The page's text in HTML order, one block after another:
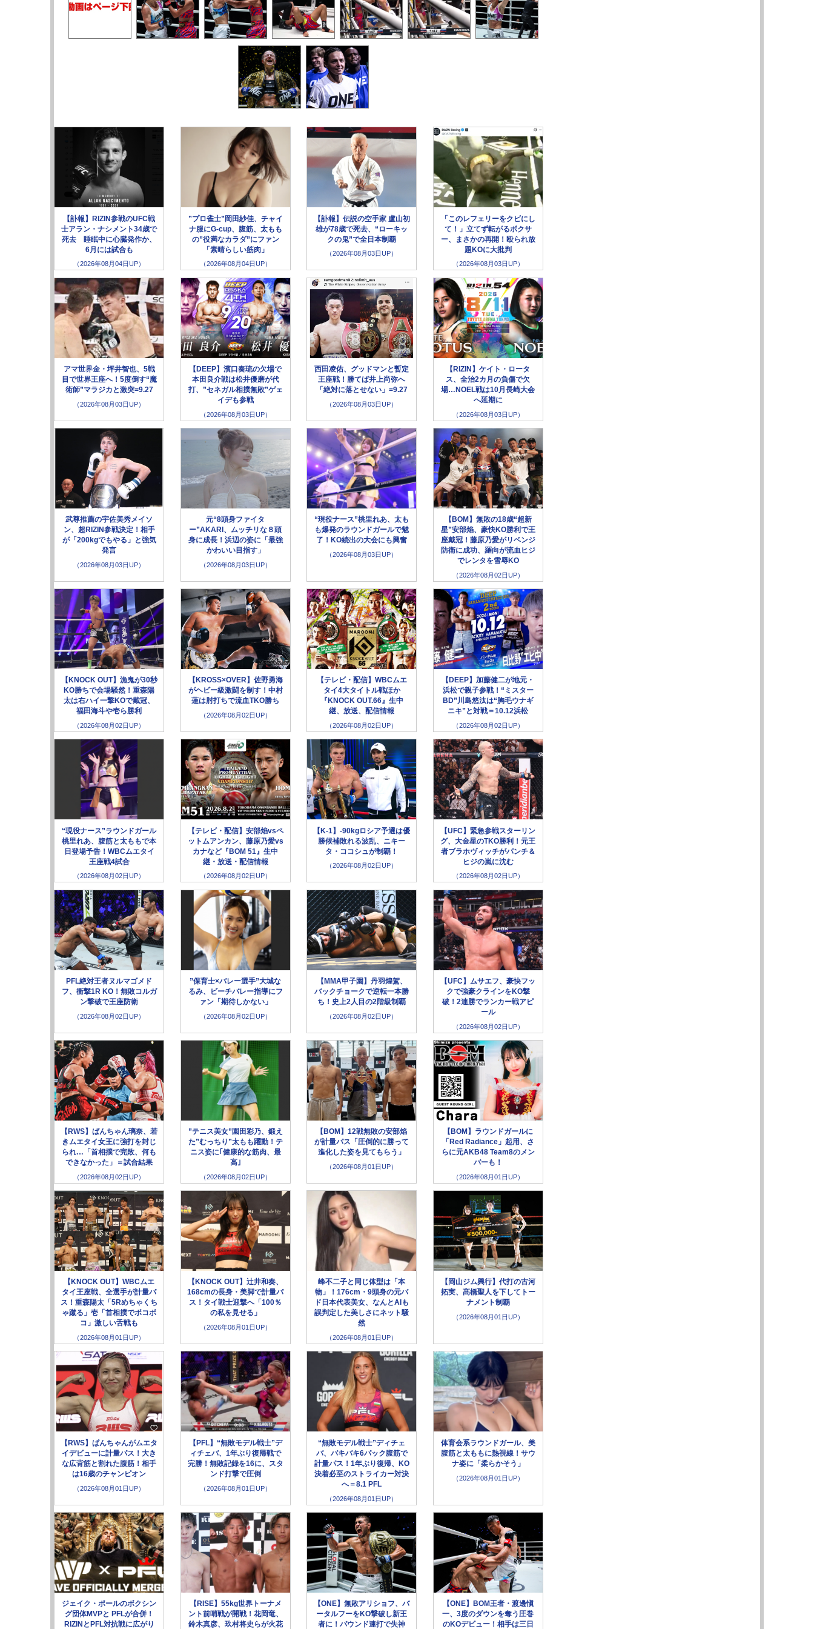
【訃報】RIZIN参戦のUFC戦
士アラン・ナシメント34歳で
死去 睡眠中に心臓発作か、
6月には試合も
（2026年08月04日UP）
”プロ雀士”岡田紗佳、チャイ
ナ服にG-cup、腹筋、太もも
の”役満なカラダ”にファン
「素晴らしい筋肉」
（2026年08月04日UP）
【訃報】伝説の空手家 盧山初
雄が78歳で死去、“ローキッ
クの鬼”で全日本制覇
（2026年08月03日UP）
「このレフェリーをクビにし
て！」立てず転がるボクサ
ー、まさかの再開！殴られ放
題KOに大批判
（2026年08月03日UP）
アマ世界金・坪井智也、5戦
目で世界王座へ！5度倒す“魔
術師”マラジカと激突=9.27
（2026年08月03日UP）
【DEEP】濱口奏琉の欠場で
本田良介戦は松井優磨が代
打、”セネガル相撲無敗”ゲェ
イデも参戦
（2026年08月03日UP）
西田凌佑、グッドマンと暫定
王座戦！勝てば井上尚弥へ
「絶対に落とせない」=9.27
（2026年08月03日UP）
【RIZIN】ケイト・ロータ
ス、全治2カ月の負傷で欠
場…NOEL戦は10月長崎大会
へ延期に
（2026年08月03日UP）
武尊推薦の宇佐美秀メイソ
ン、超RIZIN参戦決定！相手
が「200kgでもやる」と強気
発言
（2026年08月03日UP）
元“8頭身ファイタ
ー”AKARI、ムッチリな８頭
身に成長！浜辺の姿に「最強
かわいい目指す」
（2026年08月03日UP）
“現役ナース”桃里れあ、太も
も爆発のラウンドガールで魅
了！KO続出の大会にも興奮
（2026年08月03日UP）
【BOM】無敗の18歳“超新
星”安部焰、豪快KO勝利で王
座戴冠！藤原乃愛がリベンジ
防衛に成功、羅向が流血ヒジ
でレンタを雪辱KO
（2026年08月02日UP）
【KNOCK OUT】漁鬼が30秒
KO勝ちで会場騒然！重森陽
太は右ハイ一撃KOで戴冠、
福田海斗や壱ら勝利
（2026年08月02日UP）
【KROSS×OVER】佐野勇海
がヘビー級激闘を制す！中村
蓮は肘打ちで流血TKO勝ち
（2026年08月02日UP）
【テレビ・配信】WBCムエ
タイ4大タイトル戦ほか
『KNOCK OUT.66』生中
継、放送、配信情報
（2026年08月02日UP）
【DEEP】加藤健二が地元・
浜松で親子参戦！“ミスター
BD”川島悠汰は“胸毛ウナギ
ニキ”と対戦＝10.12浜松
（2026年08月02日UP）
“現役ナース”ラウンドガール
桃里れあ、腹筋と太ももで本
日登場予告！WBCムエタイ
王座戦4試合
（2026年08月02日UP）
【テレビ・配信】安部焰vsペ
ットムアンカン、藤原乃愛vs
カナなど『BOM 51』生中
継・放送・配信情報
（2026年08月02日UP）
【K-1】-90kgロシア予選は優
勝候補敗れる波乱、ニキー
タ・ココシュが制覇！
（2026年08月02日UP）
【UFC】緊急参戦スターリン
グ、大金星のTKO勝利！元王
者ブラホヴィッチがパンチ＆
ヒジの嵐に沈む
（2026年08月02日UP）
PFL絶対王者ヌルマゴメド
フ、衝撃1R KO！無敗コルガ
ン撃破で王座防衛
（2026年08月02日UP）
”保育士×バレー選手”大城な
るみ、ビーチバレー指導にフ
ァン「期待しかない」
（2026年08月02日UP）
【MMA甲子園】丹羽煌駕、
バックチョークで逆転一本勝
ち！史上2人目の2階級制覇
（2026年08月02日UP）
【UFC】ムサエフ、豪快フッ
クで強豪クラインをKO撃
破！2連勝でランカー戦アピ
ール
（2026年08月02日UP）
【RWS】ぱんちゃん璃奈、若
きムエタイ女王に強打を封じ
られ…「首相撲で完敗、何も
できなかった」＝試合結果
（2026年08月02日UP）
”テニス美女”園田彩乃、鍛え
た”むっちり”太もも躍動！テ
ニス姿に｢健康的な筋肉、最
高｣
（2026年08月02日UP）
【BOM】12戦無敗の安部焰
が計量パス「圧倒的に勝って
進化した姿を見てもらう」
（2026年08月01日UP）
【BOM】ラウンドガールに
「Red Radiance」起用、さ
らに元AKB48 Team8のメン
バーも！
（2026年08月01日UP）
【KNOCK OUT】WBCムエ
タイ王座戦、全選手が計量パ
ス！重森陽太「5Rめちゃくち
ゃ蹴る」壱「首相撲でボコボ
コ」激しい舌戦も
（2026年08月01日UP）
【KNOCK OUT】辻井和奏、
168cmの長身・美脚で計量パ
ス！タイ戦士迎撃へ「100％
の私を見せる」
（2026年08月01日UP）
峰不二子と同じ体型は「本
物」！176cm・9頭身の元バ
ド日本代表美女、なんとAIも
誤判定した美しさにネット騒
然
（2026年08月01日UP）
【岡山ジム興行】代打の古河
拓実、髙橋聖人を下してトー
ナメント制覇
（2026年08月01日UP）
【RWS】ぱんちゃんがムエタ
イデビューに計量パス！大き
な広背筋と割れた腹筋！相手
は16歳のチャンピオン
（2026年08月01日UP）
【PFL】“無敗モデル戦士”デ
ィチェバ、1年ぶり復帰戦で
完勝！無敗記録を16に、スタ
ンド打撃で圧倒
（2026年08月01日UP）
“無敗モデル戦士”ディチェ
バ、バキバキ6パック腹筋で
計量パス！1年ぶり復帰、KO
決着必至のストライカー対決
へ＝8.1 PFL
（2026年08月01日UP）
体育会系ラウンドガール、美
腹筋と太ももに熱視線！サウ
ナ姿に「柔らかそう」
（2026年08月01日UP）
ジェイク・ポールのボクシン
グ団体MVPと PFLが合併！
RIZINとPFL対抗戦に広がり
【RISE】55kg世界トーナメ
ント前哨戦が開戦！花岡竜、
鈴木真彦、玖村将史らが火花
【ONE】無敗アリショフ、バ
ータルフーをKO撃破し新王
者に！パウンド連打で失神
【ONE】BOM王者・渡邊愼
一、3度のダウンを奪う圧巻
のKOデビュー！相手は三日